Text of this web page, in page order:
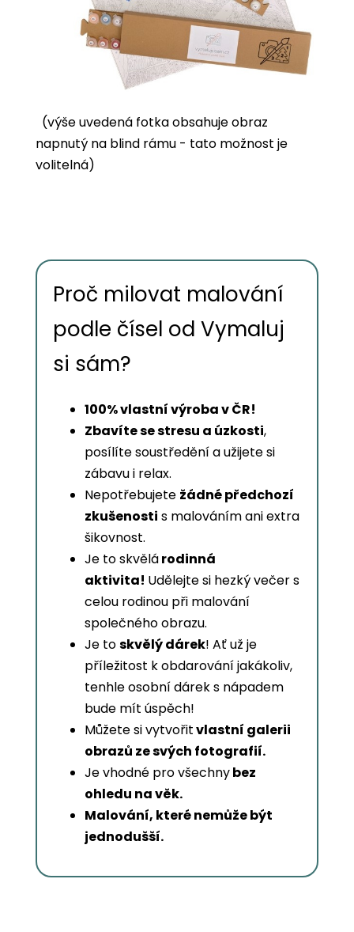
(výše uvedená fotka obsahuje obraz
napnutý na blind rámu - tato možnost je
volitelná)
Proč milovat malování
podle čísel od Vymaluj
si sám?
100% vlastní výroba v ČR!
Zbavíte se stresu a úzkosti,
posílíte soustředění a užijete si
zábavu i relax.
Nepotřebujete žádné předchozí
zkušenosti s malováním ani extra
šikovnost.
Je to skvělárodinná
aktivita! Udělejte si hezký večer s
celou rodinou při malování
společného obrazu.
Je toskvělý dárek! Ať už je
příležitost k obdarování jakákoliv,
tenhle osobní dárek s nápadem
bude mít úspěch!
Můžete si vytvořitvlastní galerii
obrazů ze svých fotografií.
Je vhodné pro všechnybez
ohledu na věk.
Malování, které nemůže být
jednodušší.